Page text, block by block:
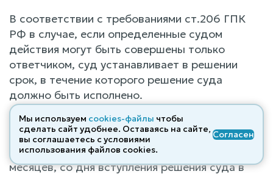
В соответствии с требованиями ст.206 ГПК
РФ в случае, если определенные судом
действия могут быть совершены только
ответчиком, суд устанавливает в решении
срок, в течение которого решение суда
должно быть исполнено.
Суд полагает необходимым установить
ответчику срок для выполнения работ по
очистке места рубки – в течение шести
месяцев, со дня вступления решения суда в
Мы используем cookies-файлы чтобы
сделать сайт удобнее. Оставаясь на сайте,
вы соглашаетесь с условиями
использования файлов cооkies.
Согласен